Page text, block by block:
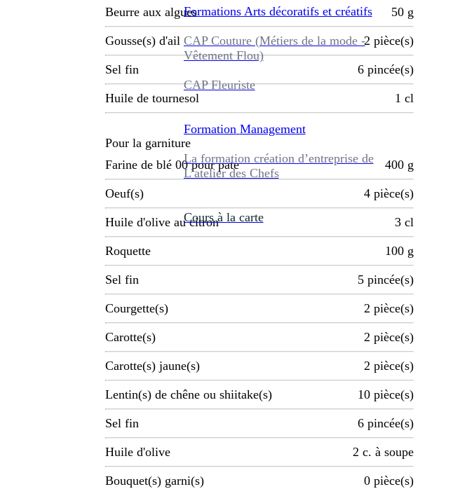
Formations Arts décoratifs et créatifs
CAP Couture (Métiers de la mode -
Vêtement Flou)
CAP Fleuriste
Formation Management
La formation création d’entreprise de
L’atelier des Chefs
Cours à la carte
Beurre aux algues 50 g
Gousse(s) d'ail 2 pièce(s)
Sel fin 6 pincée(s)
Huile de tournesol 1 cl
Pour la garniture
Farine de blé 00 pour pate
400 g
Oeuf(s) 4 pièce(s)
Huile d'olive au citron 3 cl
Roquette 100 g
Sel fin 5 pincée(s)
Courgette(s) 2 pièce(s)
Carotte(s) 2 pièce(s)
Carotte(s) jaune(s) 2 pièce(s)
Lentin(s) de chêne ou shiitake(s) 10 pièce(s)
Sel fin 6 pincée(s)
Huile d'olive 2 c. à soupe
Bouquet(s) garni(s) 0 pièce(s)